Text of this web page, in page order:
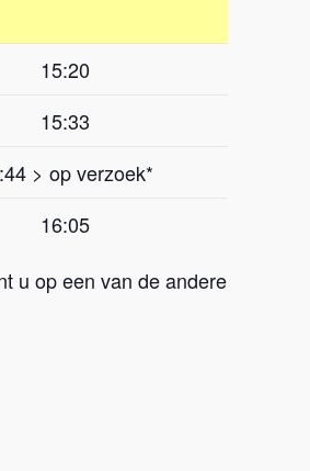
15:20
15:33
> op verzoek*
16:05
u op een van de andere